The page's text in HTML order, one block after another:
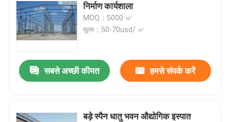
निर्माण कार्यशाला
MOQ：5000 ㎡
मूल्य：50-70usd/ ㎡
सबसे अच्छी कीमत हमसे संपर्क करें
बड़े स्पैन धातु भवन औद्योगिक इस्पात